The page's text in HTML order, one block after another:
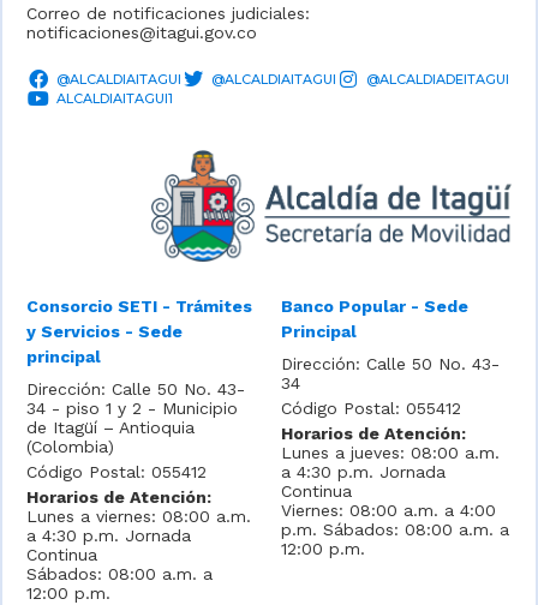
Correo de notificaciones judiciales:
notificaciones@itagui.gov.co
@ALCALDIAITAGUI @ALCALDIAITAGUI
@ALCALDIADEITAGUI
ALCALDIAITAGUI1
Consorcio SETI - Trámites
y Servicios - Sede
principal
Dirección: Calle 50 No. 43-
34 - piso 1 y 2 - Municipio
de Itagüí – Antioquia
(Colombia)
Código Postal: 055412
Horarios de Atención:
Lunes a viernes: 08:00 a.m.
a 4:30 p.m. Jornada
Continua
Sábados: 08:00 a.m. a
12:00 p.m.
Banco Popular - Sede
Principal
Dirección: Calle 50 No. 43-
34
Código Postal: 055412
Horarios de Atención:
Lunes a jueves: 08:00 a.m.
a 4:30 p.m. Jornada
Continua
Viernes: 08:00 a.m. a 4:00
p.m. Sábados: 08:00 a.m. a
12:00 p.m.